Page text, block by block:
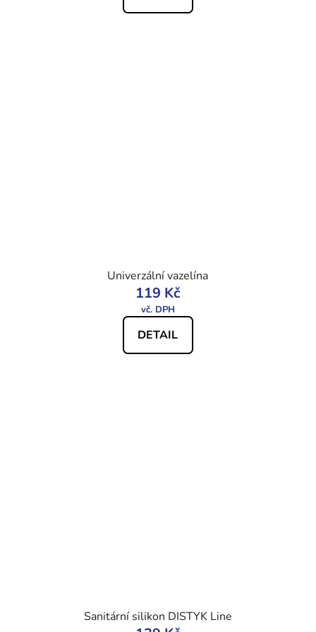
Univerzální vazelína
119 Kč
DETAIL
Sanitární silikon DISTYK Line